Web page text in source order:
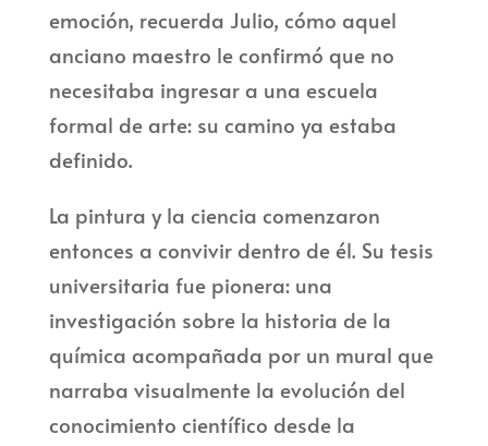
emoción, recuerda Julio, cómo aquel
anciano maestro le confirmó que no
necesitaba ingresar a una escuela
formal de arte: su camino ya estaba
definido.
La pintura y la ciencia comenzaron
entonces a convivir dentro de él. Su tesis
universitaria fue pionera: una
investigación sobre la historia de la
química acompañada por un mural que
narraba visualmente la evolución del
conocimiento científico desde la